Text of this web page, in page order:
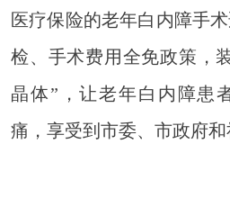
医疗保险的老年白内障手
检、手术费用全免政策，
晶体”，让老年白内障患
痛，享受到市委、市政府和